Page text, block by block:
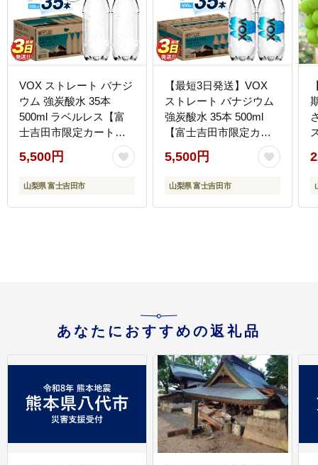
VOX ストレート バナジ
ウム 強炭酸水 35本
500ml ラベルレス【富
士吉田市限定カート
5,500円
山梨県 富士吉田市
【最短3日発送】VOX
ストレート バナジウム
強炭酸水 35本 500ml
【富士吉田市限定カー
5,500円
山梨県 富士吉田市
あなたにおすすめの返礼品